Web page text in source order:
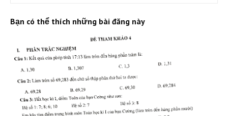
Bạn có thể thích những bài đăng này